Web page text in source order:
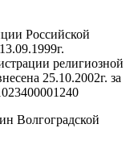
Российской
религиозной
25.10.2002г. за
Волгоградской